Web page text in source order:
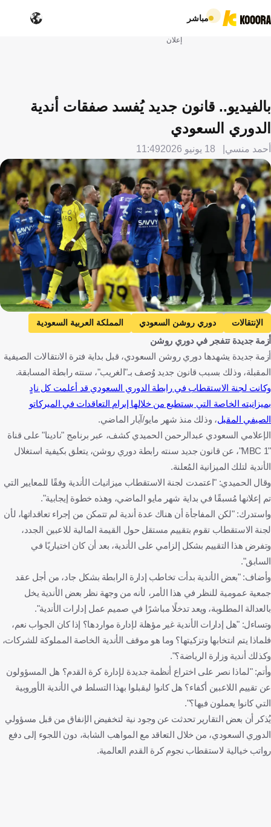
مباشر
إعلان
بالفيديو.. قانون جديد يُفسد صفقات أندية
الدوري السعودي
أحمد منسي 18 يونيو 2026 11:49
Getty Images
الإنتقالات دوري روشن السعودي
المملكة العربية السعودية
كرة قدم
أزمة جديدة تتفجر في دوري روشن
أزمة جديدة يشهدها دوري روشن السعودي، قبل بداية فترة الانتقالات الصيفية
المقبلة، وذلك بسبب قانون جديد وُصف بـ"الغريب"، سنته رابطة المسابقة.
وكانت لجنة الاستقطاب في رابطة الدوري السعودي قد أعلمت كل نادٍ
بميزانيته الخاصة التي يستطيع من خلالها إبرام التعاقدات في الميركاتو
الصيفي المقبل، وذلك منذ شهر مايو/آيار الماضي.
الإعلامي السعودي عبدالرحمن الحميدي كشف، عبر برنامج "نادينا" على قناة
"MBC 1"، عن قانون جديد سنته رابطة دوري روشن، يتعلق بكيفية استغلال
الأندية لتلك الميزانية المُعلنة.
وقال الحميدي: "اعتمدت لجنة الاستقطاب ميزانيات الأندية وفقًا للمعايير التي
تم إعلانها مُسبقًا في بداية شهر مايو الماضي، وهذه خطوة إيجابية".
واستدرك: "لكن المفاجأة أن هناك عدة أندية لم تتمكن من إجراء تعاقداتها، لأن
لجنة الاستقطاب تقوم بتقييم مستقل حول القيمة المالية للاعبين الجدد،
وتفرض هذا التقييم بشكل إلزامي على الأندية، بعد أن كان اختياريًا في
السابق".
وأضاف: "بعض الأندية بدأت تخاطب إدارة الرابطة بشكل جاد، من أجل عقد
جمعية عمومية للنظر في هذا الأمر، لأنه من وجهة نظر بعض الأندية يخل
بالعدالة المطلوبة، ويعد تدخلًا مباشرًا في صميم عمل إدارات الأندية".
وتساءل: "هل إدارات الأندية غير مؤهلة لإدارة مواردها؟ إذا كان الجواب نعم،
فلماذا يتم انتخابها وتزكيتها؟ وما هو موقف الأندية الخاصة المملوكة للشركات،
وكذلك أندية وزارة الرياضة؟".
وأتم: "لماذا نصر على اختراع أنظمة جديدة لإدارة كرة القدم؟ هل المسؤولون
عن تقييم اللاعبين أكفاء؟ هل كانوا ليقبلوا بهذا التسلط في الأندية الأوروبية
التي كانوا يعملون فيها؟".
يُذكر أن بعض التقارير تحدثت عن وجود نية لتخفيض الإنفاق من قبل مسؤولي
الدوري السعودي، من خلال التعاقد مع المواهب الشابة، دون اللجوء إلى دفع
رواتب خيالية لاستقطاب نجوم كرة القدم العالمية.